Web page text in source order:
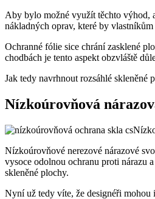
Aby bylo možné využít těchto výhod,
nákladných oprav, které by
Ochranné fólie sice chrání zasklené
chodbách je tento aspekt obzvláště
Jak tedy navrhnout rozsáhlé skleněné
Nízkoúrovňová
Nízkoúrovňové nerezové nárazové
vysoce odolnou ochranu proti nárazu
skleněné plochy.
Nyní už tedy víte, že designéři